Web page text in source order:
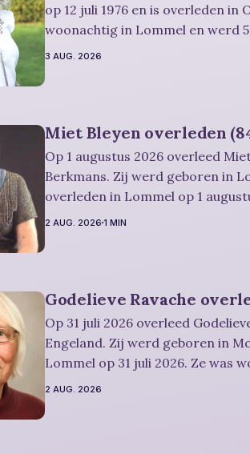
op 12 juli 1976 en is overleden in
woonachtig in Lommel en werd 50 jaar. Rouwbericht
afscheidsplechtigheid vindt plaats in besloten
3 AUG. 2026
Miet Bleyen overleden
Op 1 augustus 2026 overleed
Berkmans. Zij werd geboren in
overleden in Lommel op 1
en werd 84 jaar. Rouwbericht Severens: De uitvaartdienst zal in besloten
2 AUG. 2026 1 MIN
Godelieve Ravache
Op 31 juli 2026 overleed
Engeland. Zij werd geboren in
Lommel op 31 juli 2026. Ze was
Rouwbericht Severens: De afscheidsviering heeft plaats in besloten kring.
2 AUG. 2026